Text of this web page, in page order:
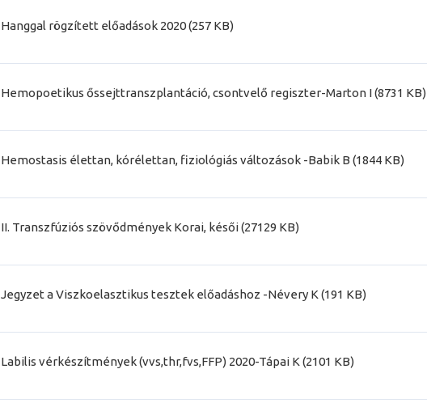
Hanggal rögzített előadások 2020 (257 KB)
Hemopoetikus őssejttranszplantáció, csontvelő regiszter-Marton I (8731 KB)
Hemostasis élettan, kórélettan, fiziológiás változások -Babik B (1844 KB)
II. Transzfúziós szövődmények Korai, késői (27129 KB)
Jegyzet a Viszkoelasztikus tesztek előadáshoz -Névery K (191 KB)
Labilis vérkészítmények (vvs,thr,fvs,FFP) 2020-Tápai K (2101 KB)